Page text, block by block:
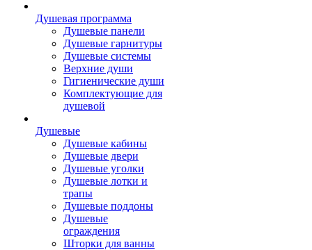
Душевая программа
Душевые панели
Душевые гарнитуры
Душевые системы
Верхние души
Гигиенические души
Комплектующие для
душевой
Душевые
Душевые кабины
Душевые двери
Душевые уголки
Душевые лотки и
трапы
Душевые поддоны
Душевые
ограждения
Шторки для ванны